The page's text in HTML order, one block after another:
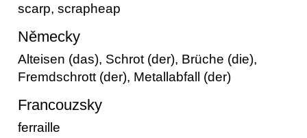
scarp, scrapheap
Německy
Alteisen (das), Schrot (der), Brüche (die),
Fremdschrott (der), Metallabfall (der)
Francouzsky
ferraille